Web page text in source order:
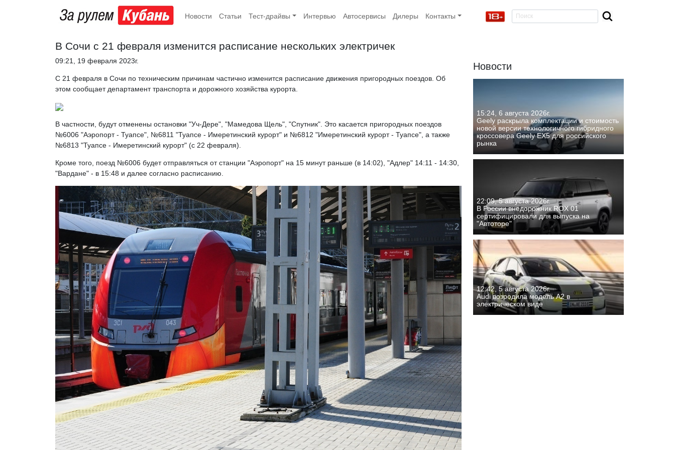
Новости Статьи Тест-драйвы Интервью Автосервисы Дилеры Контакты
В Сочи с 21 февраля изменится расписание нескольких электричек
09:21, 19 февраля 2023г.
С 21 февраля в Сочи по техническим причинам частично изменится расписание движения пригородных поездов. Об
этом сообщает департамент транспорта и дорожного хозяйства курорта.
В частности, будут отменены остановки "Уч-Дере", "Мамедова Щель", "Спутник". Это касается пригородных поездов
№6006 "Аэропорт - Туапсе", №6811 "Туапсе - Имеретинский курорт" и №6812 "Имеретинский курорт - Туапсе", а также
№6813 "Туапсе - Имеретинский курорт" (с 22 февраля).
Кроме того, поезд №6006 будет отправляться от станции "Аэропорт" на 15 минут раньше (в 14:02), "Адлер" 14:11 - 14:30,
"Вардане" - в 15:48 и далее согласно расписанию.
Новости
15:24, 6 августа 2026г.
Geely раскрыла комплектации и стоимость
новой версии технологичного гибридного
кроссовера Geely EX5 для российского
рынка
22:09, 5 августа 2026г.
В России внедорожник ROX 01
сертифицировали для выпуска на
"Автоторе"
12:42, 5 августа 2026г.
Audi возродила модель A2 в
электрическом виде